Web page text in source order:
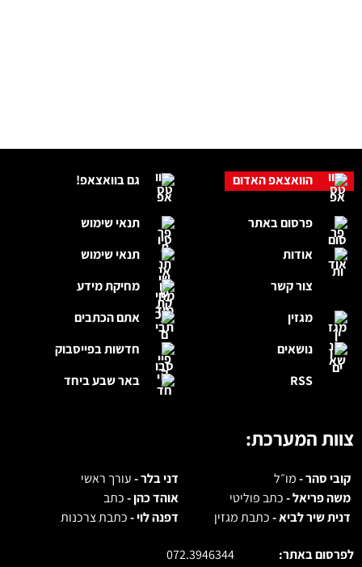
גם בוואצאפ!
תנאי שימוש
תנאי שימוש
מחיקת מידע
אתם הכתבים
חדשות בפייסבוק
באר שבע ביחד
הוואצאפ האדום
פרסום באתר
אודות
צור קשר
מגזין
נושאים
RSS
צוות המערכת:
קובי סהר -מו״ל דני בלר -עורך ראשי
משה פריאל -כתב פוליטי אוהד כהן -כתב
דנית שיר לביא -כתבת מגזין דפנה לוי -כתבת צרכנות
לפרסום באתר:
072.3946344